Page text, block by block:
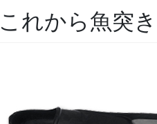
これから魚突